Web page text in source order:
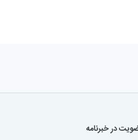
در خبرنامه